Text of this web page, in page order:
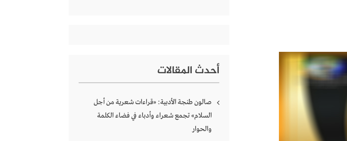
أحدث المقالات
صالون طنجة الأدبية: «قراءات شعرية من أجل
السلام» تجمع شعراء وأدباء في فضاء الكلمة
والحوار